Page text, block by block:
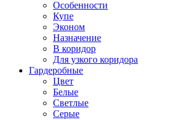
Особенности
Купе
Эконом
Назначение
В коридор
Для узкого коридора
Гардеробные
Цвет
Белые
Светлые
Серые